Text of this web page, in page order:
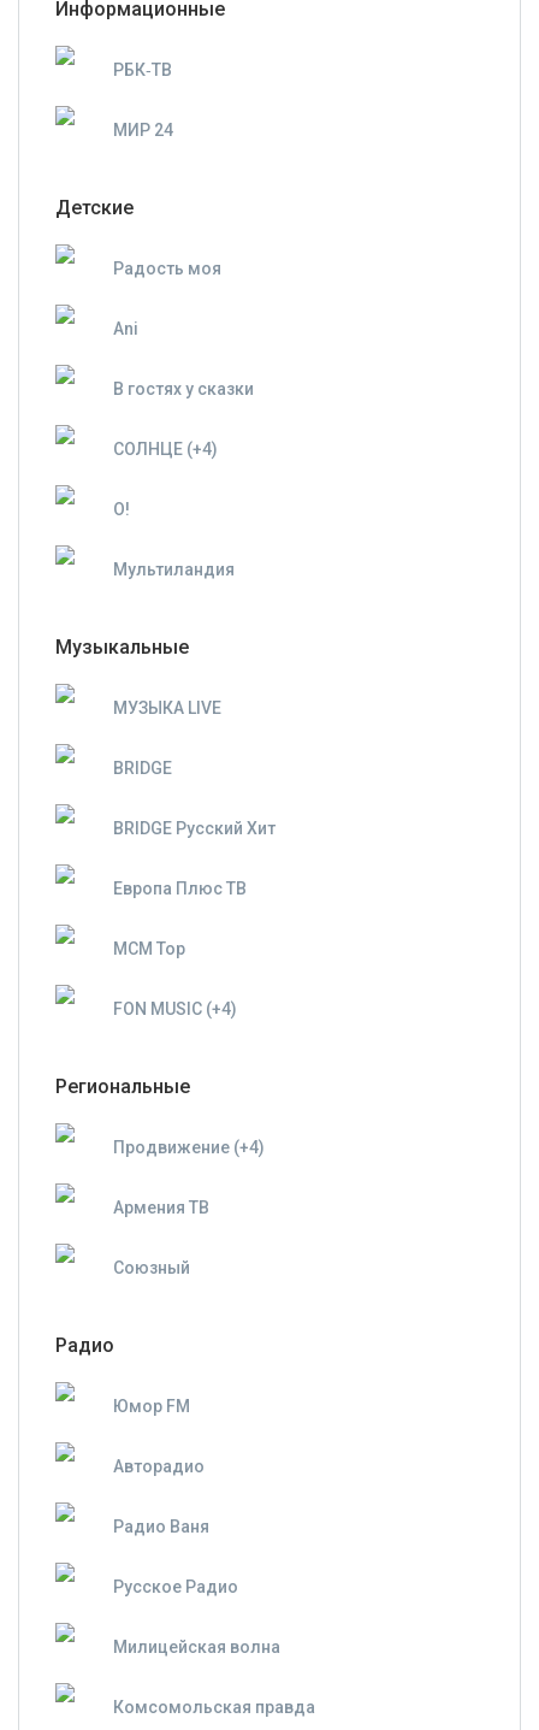
Информационные
РБК‑ТВ
МИР 24
Детские
Радость моя
Ani
В гостях у сказки
СОЛНЦЕ (+4)
О!
Мультиландия
Музыкальные
МУЗЫКА LIVE
BRIDGE
BRIDGE Русский Хит
Европа Плюс ТВ
MCM Top
FON MUSIC (+4)
Региональные
Продвижение (+4)
Армения ТВ
Союзный
Радио
Юмор FM
Авторадио
Радио Ваня
Русское Радио
Милицейская волна
Комсомольская правда